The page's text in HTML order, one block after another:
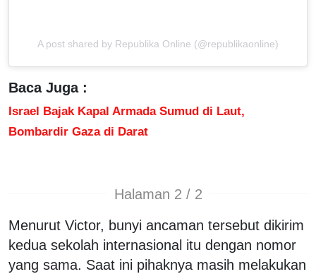
A post shared by Republika Online (@republikaonline)
Baca Juga :
Israel Bajak Kapal Armada Sumud di Laut,
Bombardir Gaza di Darat
Halaman 2 / 2
Menurut Victor, bunyi ancaman tersebut dikirim
kedua sekolah internasional itu dengan nomor
yang sama. Saat ini pihaknya masih melakukan